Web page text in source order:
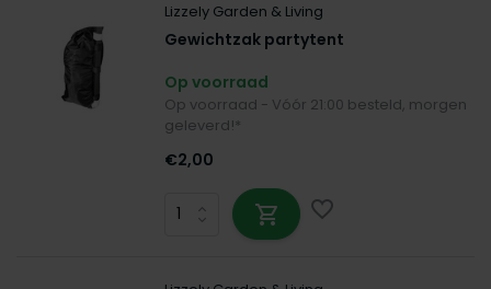
Lizzely Garden & Living
Gewichtzak partytent
Op voorraad
Op voorraad - Vóór 21:00 besteld, morgen
geleverd!*
€2,00